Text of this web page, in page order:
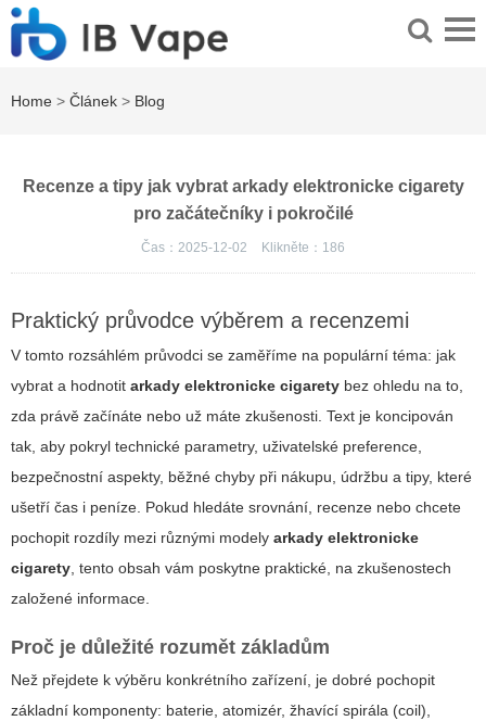
Home > Článek > Blog
Recenze a tipy jak vybrat arkady elektronicke cigarety
pro začátečníky i pokročilé
Čas：2025-12-02 Klikněte： 186
Praktický průvodce výběrem a recenzemi
V tomto rozsáhlém průvodci se zaměříme na populární téma: jak
vybrat a hodnotit arkady elektronicke cigarety bez ohledu na to,
zda právě začínáte nebo už máte zkušenosti. Text je koncipován
tak, aby pokryl technické parametry, uživatelské preference,
bezpečnostní aspekty, běžné chyby při nákupu, údržbu a tipy, které
ušetří čas i peníze. Pokud hledáte srovnání, recenze nebo chcete
pochopit rozdíly mezi různými modely arkady elektronicke
cigarety, tento obsah vám poskytne praktické, na zkušenostech
založené informace.
Proč je důležité rozumět základům
Než přejdete k výběru konkrétního zařízení, je dobré pochopit
základní komponenty: baterie, atomizér, žhavící spirála (coil),